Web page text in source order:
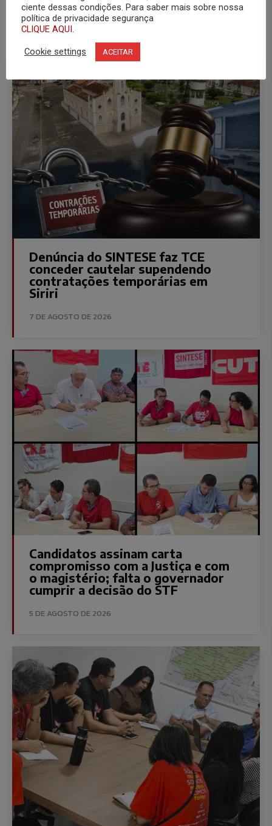
GOVERNO ESTADO DE SERGIPE
31 de julho de 2026
Denúncia do SINTESE faz TCE
conceder cautelar supendendo
contratações temporárias em
Siriri
7 DE AGOSTO DE 2026
Candidatos assinam carta
compromisso com a Justiça e com
o magistério; falta o governador
cumprir a decisão do STF
5 DE AGOSTO DE 2026
ciente dessas condições. Para saber mais sobre nossa
política de privacidade segurança
CLIQUE AQUI.
Cookie settings ACEITAR